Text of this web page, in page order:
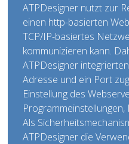
ATPDesigner nutzt zur
einen http-basierten
TCP/IP-basiertes
kommunizieren kann.
ATPDesigner
Adresse und ein Port
Einstellung des
Als
ATPDesigner die